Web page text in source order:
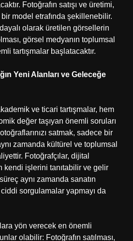
Fotoğrafın satışı ve üretimi,
model etrafında şekillenebilir.
olarak üretilen görsellerin
görsel medyanın toplumsal
tartışmalar başlatacaktır.
Yeni Alanları ve Geleceğe
ve ticari tartışmalar, hem
değer taşıyan önemli soruları
satmak, sadece bir
zamanda kültürel ve toplumsal
Fotoğrafçılar, dijital
kendi işlerini tanıtabilir ve gelir
aynı zamanda sanatın
sorgulamalar yapmayı da
yön verecek en önemli
olabilir: Fotoğrafın satılması,